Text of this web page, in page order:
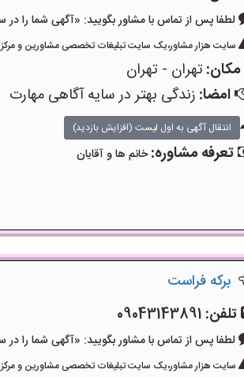
لطفا پس از تماس با مشاور بگویید: «آگهی شما را در سایت هزار
سایت هزار مشاور،یک سایت تبلیغات تخصصی مشاورین و
مکان:تهران - تهران
امضا: زندگی بهتر در سایه آگاهی مهارت
انتقال آگهی به اول لیست (افزایش بازدید)
تعرفه مشاوره:خانم ها و آقایان
برکه فراست
تلفن: 09043143891
لطفا پس از تماس با مشاور بگویید: «آگهی شما را در سایت هزار
سایت هزار مشاور،یک سایت تبلیغات تخصصی مشاورین و